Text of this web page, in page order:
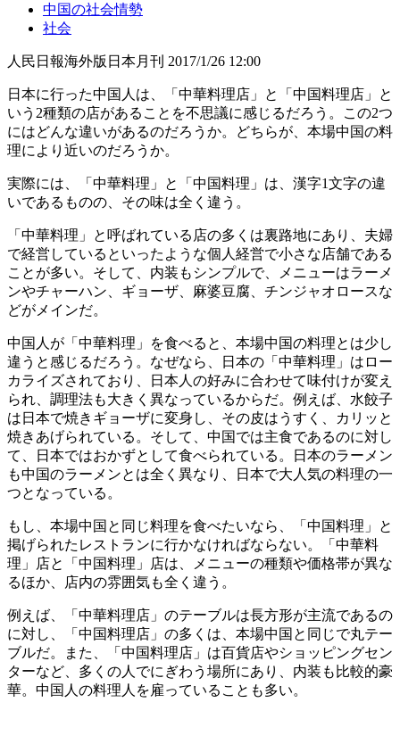
中国の社会情勢
社会
人民日報海外版日本月刊 2017/1/26 12:00
日本に行った中国人は、「中華料理店」と「中国料理店」と
いう2種類の店があることを不思議に感じるだろう。この2つ
にはどんな違いがあるのだろうか。どちらが、本場中国の料
理により近いのだろうか。
実際には、「中華料理」と「中国料理」は、漢字1文字の違
いであるものの、その味は全く違う。
「中華料理」と呼ばれている店の多くは裏路地にあり、夫婦
で経営しているといったような個人経営で小さな店舗である
ことが多い。そして、内装もシンプルで、メニューはラーメ
ンやチャーハン、ギョーザ、麻婆豆腐、チンジャオロースな
どがメインだ。
中国人が「中華料理」を食べると、本場中国の料理とは少し
違うと感じるだろう。なぜなら、日本の「中華料理」はロー
カライズされており、日本人の好みに合わせて味付けが変え
られ、調理法も大きく異なっているからだ。例えば、水餃子
は日本で焼きギョーザに変身し、その皮はうすく、カリッと
焼きあげられている。そして、中国では主食であるのに対し
て、日本ではおかずとして食べられている。日本のラーメン
も中国のラーメンとは全く異なり、日本で大人気の料理の一
つとなっている。
もし、本場中国と同じ料理を食べたいなら、「中国料理」と
掲げられたレストランに行かなければならない。「中華料
理」店と「中国料理」店は、メニューの種類や価格帯が異な
るほか、店内の雰囲気も全く違う。
例えば、「中華料理店」のテーブルは長方形が主流であるの
に対し、「中国料理店」の多くは、本場中国と同じで丸テー
ブルだ。また、「中国料理店」は百貨店やショッピングセン
ターなど、多くの人でにぎわう場所にあり、内装も比較的豪
華。中国人の料理人を雇っていることも多い。